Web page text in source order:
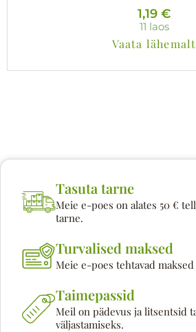
1,19 €
11 laos
Vaata lähemalt
Tasuta tarne
Meie e-poes on alates 50 €
tarne.
Turvalised maksed
Meie e-poes tehtavad
Taimepassid
Meil on pädevus ja litsentsid
väljastamiseks.